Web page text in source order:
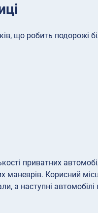
що робить подорожі
приватних
Корисний
а наступні